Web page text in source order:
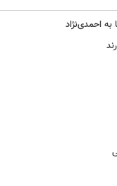
احمدی‌نژاد